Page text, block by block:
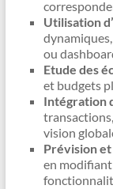
Utilisation
ou
Etude des
et budgets
Intégration
vision
Prévision
en modifiant